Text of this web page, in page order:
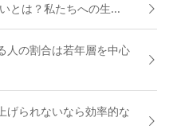
とは？私たちへの生...
人の割合は若年層を中心
げられないなら効率的な